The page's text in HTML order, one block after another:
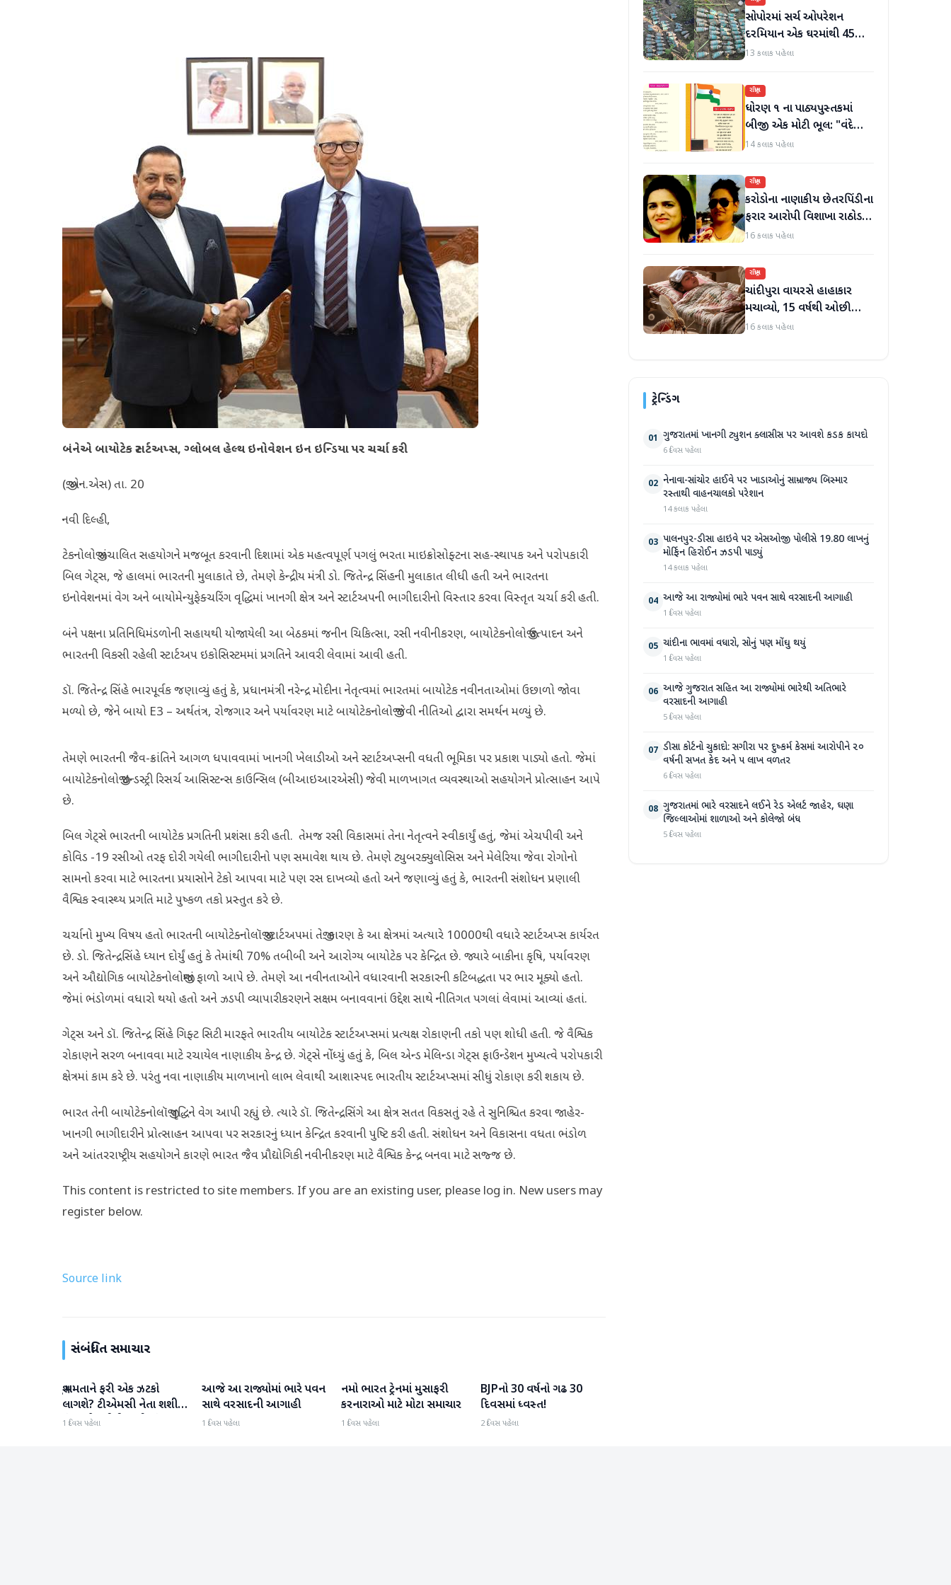
બંનેએ બાયોટેક સ્ટાર્ટઅપ્સ, ગ્લોબલ હેલ્થ ઇનોવેશન ઇન ઇન્ડિયા પર ચર્ચા કરી
(જી.એન.એસ) તા. 20
નવી દિલ્હી,
ટેકનોલોજી સંચાલિત સહયોગને મજબૂત કરવાની દિશામાં એક મહત્વપૂર્ણ પગલું ભરતા માઇક્રોસોફ્ટના સહ-સ્થાપક અને પરોપકારી
બિલ ગેટ્સ, જે હાલમાં ભારતની મુલાકાતે છે, તેમણે કેન્દ્રીય મંત્રી ડો. જિતેન્દ્ર સિંહની મુલાકાત લીધી હતી અને ભારતના
ઇનોવેશનમાં વેગ અને બાયોમેન્યુફેક્ચરિંગ વૃદ્ધિમાં ખાનગી ક્ષેત્ર અને સ્ટાર્ટઅપની ભાગીદારીનો વિસ્તાર કરવા વિસ્તૃત ચર્ચા કરી હતી.
બંને પક્ષના પ્રતિનિધિમંડળોની સહાયથી યોજાયેલી આ બેઠકમાં જનીન ચિકિત્સા, રસી નવીનીકરણ, બાયોટેકનોલોજી ઉત્પાદન અને
ભારતની વિકસી રહેલી સ્ટાર્ટઅપ ઇકોસિસ્ટમમાં પ્રગતિને આવરી લેવામાં આવી હતી.
ડૉ. જિતેન્દ્ર સિંહે ભારપૂર્વક જણાવ્યું હતું કે, પ્રધાનમંત્રી નરેન્દ્ર મોદીના નેતૃત્વમાં ભારતમાં બાયોટેક નવીનતાઓમાં ઉછાળો જોવા
મળ્યો છે, જેને બાયો E3 – અર્થતંત્ર, રોજગાર અને પર્યાવરણ માટે બાયોટેકનોલોજી જેવી નીતિઓ દ્વારા સમર્થન મળ્યું છે.
તેમણે ભારતની જૈવ-ક્રાંતિને આગળ ધપાવવામાં ખાનગી ખેલાડીઓ અને સ્ટાર્ટઅપ્સની વધતી ભૂમિકા પર પ્રકાશ પાડ્યો હતો. જેમાં
બાયોટેકનોલોજી ઇન્ડસ્ટ્રી રિસર્ચ આસિસ્ટન્સ કાઉન્સિલ (બીઆઇઆરએસી) જેવી માળખાગત વ્યવસ્થાઓ સહયોગને પ્રોત્સાહન આપે
છે.
બિલ ગેટ્સે ભારતની બાયોટેક પ્રગતિની પ્રશંસા કરી હતી. તેમજ રસી વિકાસમાં તેના નેતૃત્વને સ્વીકાર્યું હતું, જેમાં એચપીવી અને
કોવિડ -19 રસીઓ તરફ દોરી ગયેલી ભાગીદારીનો પણ સમાવેશ થાય છે. તેમણે ટ્યુબરક્યુલોસિસ અને મેલેરિયા જેવા રોગોનો
સામનો કરવા માટે ભારતના પ્રયાસોને ટેકો આપવા માટે પણ રસ દાખવ્યો હતો અને જણાવ્યું હતું કે, ભારતની સંશોધન પ્રણાલી
વૈશ્વિક સ્વાસ્થ્ય પ્રગતિ માટે પુષ્કળ તકો પ્રસ્તુત કરે છે.
ચર્ચાનો મુખ્ય વિષય હતો ભારતની બાયોટેક્નોલૉજી સ્ટાર્ટઅપમાં તેજી. કારણ કે આ ક્ષેત્રમાં અત્યારે 10000થી વધારે સ્ટાર્ટઅપ્સ કાર્યરત
છે. ડો. જિતેન્દ્રસિંહે ધ્યાન દોર્યું હતું કે તેમાંથી 70% તબીબી અને આરોગ્ય બાયોટેક પર કેન્દ્રિત છે. જ્યારે બાકીના કૃષિ, પર્યાવરણ
અને ઔદ્યોગિક બાયોટેકનોલોજીમાં ફાળો આપે છે. તેમણે આ નવીનતાઓને વધારવાની સરકારની કટિબદ્ધતા પર ભાર મૂક્યો હતો.
જેમાં ભંડોળમાં વધારો થયો હતો અને ઝડપી વ્યાપારીકરણને સક્ષમ બનાવવાનાં ઉદ્દેશ સાથે નીતિગત પગલાં લેવામાં આવ્યાં હતાં.
ગેટ્સ અને ડૉ. જિતેન્દ્ર સિંહે ગિફ્ટ સિટી મારફતે ભારતીય બાયોટેક સ્ટાર્ટઅપ્સમાં પ્રત્યક્ષ રોકાણની તકો પણ શોધી હતી. જે વૈશ્વિક
રોકાણને સરળ બનાવવા માટે રચાયેલ નાણાકીય કેન્દ્ર છે. ગેટ્સે નોંધ્યું હતું કે, બિલ એન્ડ મેલિન્ડા ગેટ્સ ફાઉન્ડેશન મુખ્યત્વે પરોપકારી
ક્ષેત્રમાં કામ કરે છે. પરંતુ નવા નાણાકીય માળખાનો લાભ લેવાથી આશાસ્પદ ભારતીય સ્ટાર્ટઅપ્સમાં સીધું રોકાણ કરી શકાય છે.
ભારત તેની બાયોટેક્નોલૉજી વૃદ્ધિને વેગ આપી રહ્યું છે. ત્યારે ડૉ. જિતેન્દ્રસિંગે આ ક્ષેત્ર સતત વિકસતું રહે તે સુનિશ્ચિત કરવા જાહેર-
ખાનગી ભાગીદારીને પ્રોત્સાહન આપવા પર સરકારનું ધ્યાન કેન્દ્રિત કરવાની પુષ્ટિ કરી હતી. સંશોધન અને વિકાસના વધતા ભંડોળ
અને આંતરરાષ્ટ્રીય સહયોગને કારણે ભારત જૈવ પ્રૌદ્યોગિકી નવીનીકરણ માટે વૈશ્વિક કેન્દ્ર બનવા માટે સજ્જ છે.
This content is restricted to site members. If you are an existing user, please log in. New users may
register below.
Source link
સંબંધિત સમાચાર
રાષ્ટ્રીય
શું મમતાને ફરી એક ઝટકો
લાગશે? ટીએમસી નેતા શશી
પંજા એનસીપીઆઈ સાંસદ
1 દિવસ પહેલા
રાષ્ટ્રીય
આજે આ રાજ્યોમાં ભારે પવન
સાથે વરસાદની આગાહી
1 દિવસ પહેલા
રાષ્ટ્રીય
નમો ભારત ટ્રેનમાં મુસાફરી
કરનારાઓ માટે મોટા સમાચાર
1 દિવસ પહેલા
રાષ્ટ્રીય
BJPનો 30 વર્ષનો ગઢ 30
દિવસમાં ધ્વસ્ત!
2 દિવસ પહેલા
સોપોરમાં સર્ચ ઓપરેશન
દરમિયાન એક ઘરમાંથી 45
ગોળા મળી આવ્યા
13 કલાક પહેલા
રાષ્ટ્રીય
ધોરણ ૧ ના પાઠ્યપુસ્તકમાં
બીજી એક મોટી ભૂલ: "વંદે
ઉત્કલ જનની" શબ્દો અને
આવ્યા
14 કલાક પહેલા
રાષ્ટ્રીય
કરોડોના નાણાકીય છેતરપિંડીના
ફરાર આરોપી વિશાખા રાઠોડને
યુએઈથી ભારત લાવવામાં
16 કલાક પહેલા
રાષ્ટ્રીય
ચાંદીપુરા વાયરસે હાહાકાર
મચાવ્યો, 15 વર્ષથી ઓછી
ઉંમરના 22 બાળકોના મોત
16 કલાક પહેલા
ટ્રેન્ડિંગ
01 ગુજરાતમાં ખાનગી ટ્યુશન ક્લાસીસ પર આવશે કડક કાયદો
6 દિવસ પહેલા
02 નેનાવા-સાંચોર હાઈવે પર ખાડાઓનું સામ્રાજ્ય બિસ્માર
રસ્તાથી વાહનચાલકો પરેશાન
14 કલાક પહેલા
03 પાલનપુર-ડીસા હાઇવે પર એસઓજી પોલીસે 19.80 લાખનું
મોર્ફિન હિરોઈન ઝડપી પાડ્યું
14 કલાક પહેલા
04 આજે આ રાજ્યોમાં ભારે પવન સાથે વરસાદની આગાહી
1 દિવસ પહેલા
05 ચાંદીના ભાવમાં વધારો, સોનું પણ મોંઘુ થયું
1 દિવસ પહેલા
06 આજે ગુજરાત સહિત આ રાજ્યોમાં ભારેથી અતિભારે
વરસાદની આગાહી
5 દિવસ પહેલા
07 ડીસા કોર્ટનો ચુકાદો: સગીરા પર દુષ્કર્મ કેસમાં આરોપીને ૨૦
વર્ષની સખત કેદ અને ૫ લાખ વળતર
6 દિવસ પહેલા
08 ગુજરાતમાં ભારે વરસાદને લઈને રેડ એલર્ટ જાહેર, ઘણા
જિલ્લાઓમાં શાળાઓ અને કોલેજો બંધ
5 દિવસ પહેલા